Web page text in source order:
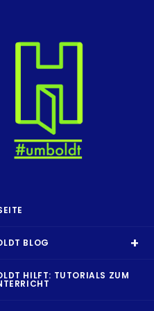
BLOG
HILFT: TUTORIALS ZUM